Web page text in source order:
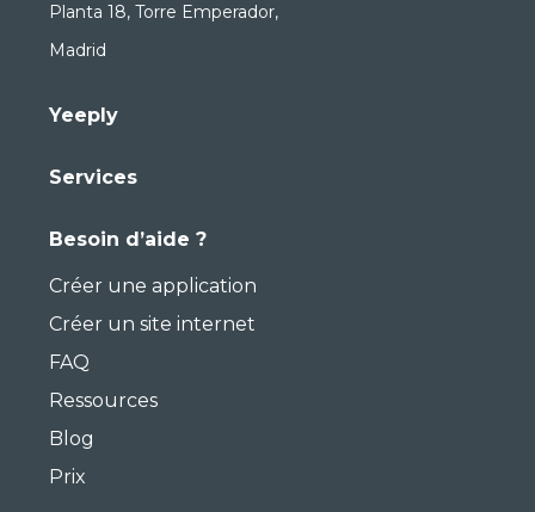
Planta 18, Torre Emperador,
Madrid
Yeeply
Services
Besoin d’aide ?
Créer une application
Créer un site internet
FAQ
Ressources
Blog
Prix